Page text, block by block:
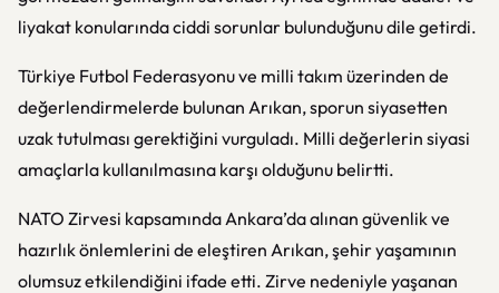
liyakat konularında ciddi sorunlar bulunduğunu dile getirdi.
Türkiye Futbol Federasyonu ve milli takım üzerinden de
değerlendirmelerde bulunan Arıkan, sporun siyasetten
uzak tutulması gerektiğini vurguladı. Milli değerlerin siyasi
amaçlarla kullanılmasına karşı olduğunu belirtti.
NATO Zirvesi kapsamında Ankara’da alınan güvenlik ve
hazırlık önlemlerini de eleştiren Arıkan, şehir yaşamının
olumsuz etkilendiğini ifade etti. Zirve nedeniyle yaşanan